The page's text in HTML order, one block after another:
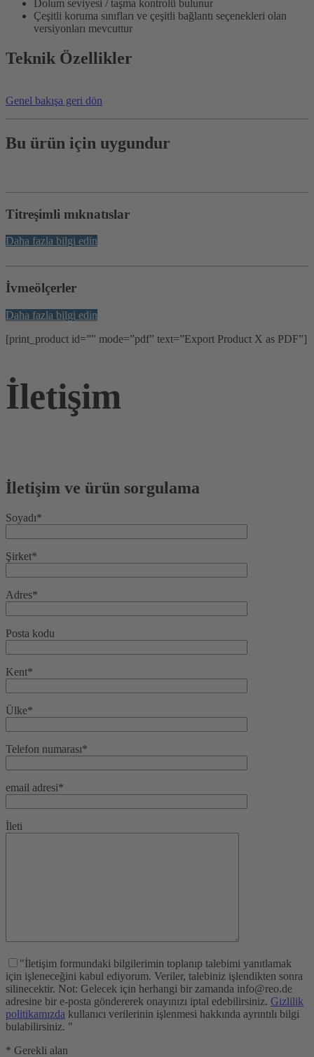
Dolum seviyesi / taşma kontrolü bulunur
Çeşitli koruma sınıfları ve çeşitli bağlantı seçenekleri olan
versiyonları mevcuttur
Teknik Özellikler
Genel bakışa geri dön
Bu ürün için uygundur
Titreşimli mıknatıslar
Daha fazla bilgi edin
İvmeölçerler
Daha fazla bilgi edin
[print_product id=”” mode=”pdf” text=”Export Product X as PDF”]
İletişim
İletişim ve ürün sorgulama
Soyadı*
Şirket*
Adres*
Posta kodu
Kent*
Ülke*
Telefon numarası*
email adresi*
İleti
"İletişim formundaki bilgilerimin toplanıp talebimi yanıtlamak
için işleneceğini kabul ediyorum. Veriler, talebiniz işlendikten sonra
silinecektir. Not: Gelecek için herhangi bir zamanda info@reo.de
adresine bir e-posta göndererek onayınızı iptal edebilirsiniz. Gizlilik
politikamızda kullanıcı verilerinin işlenmesi hakkında ayrıntılı bilgi
bulabilirsiniz. "
* Gerekli alan